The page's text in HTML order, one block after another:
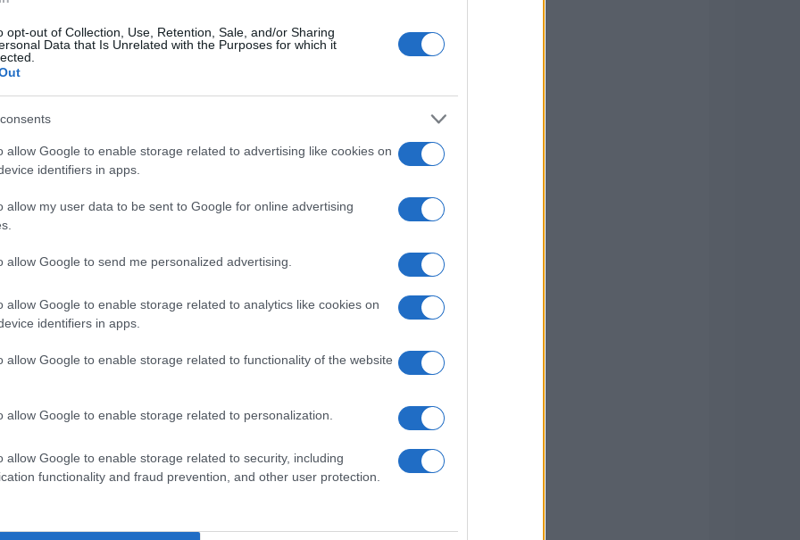
opt-out of Collection, Use, Retention, Sale, and/or Sharing
Data that Is Unrelated with the Purposes for which it
allow Google to enable storage related to advertising like cookies on
identifiers in apps.
allow my user data to be sent to Google for online advertising
allow Google to send me personalized advertising.
allow Google to enable storage related to analytics like cookies on
identifiers in apps.
allow Google to enable storage related to functionality of the website
allow Google to enable storage related to personalization.
allow Google to enable storage related to security, including
functionality and fraud prevention, and other user protection.
perdue à Reims (1-0), samedi dernier lors de la
de France, Leonardo avait trouvé une explication
n’aurait imaginé.
l’on a une équipe faite pour l’Europe, basée sur le
difficiles, le terrain n’était pas bon. C’était
équipe est faite pour jouer de manière différente.
»
virulentes sur la toile, notamment sur Twitter.
n’a aucun respect pour le championnat de France
1, c’est de la daube. Arrogance… »
Supporter
est également allé dans le sens du journaliste
sport et les petits clubs… Et là, je ne parle pas
lui ! »Enfin, Jean-Michel Larqué, consultant pour
lourde de sens :«Chez Leonardo, on ne s’habille